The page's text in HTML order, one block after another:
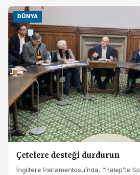
DÜNYA
Çetelere desteği durdurun
İngiltere Parlamentosu’nda, “Halep’te